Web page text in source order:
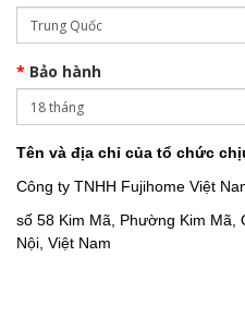
Bảo hành
Tên và địa chỉ của tổ chức
Công ty TNHH Fujihome Việt
số 58 Kim Mã, Phường Kim Mã,
Nội, Việt Nam